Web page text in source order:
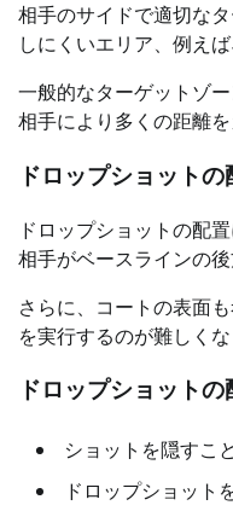
相手のサイドで適切な
しにくいエリア、例え
一般的なターゲットゾ
相手により多くの距離
ドロップショット
ドロップショットの配
相手がベースラインの
さらに、コートの表面
を実行するのが難しく
ドロップショット
ショットを隠すこ
ドロップショット